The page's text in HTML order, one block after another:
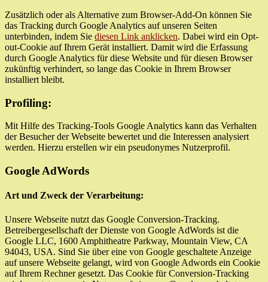
Zusätzlich oder als Alternative zum Browser-Add-On können Sie
das Tracking durch Google Analytics auf unseren Seiten
unterbinden, indem Sie diesen Link anklicken. Dabei wird ein Opt-
out-Cookie auf Ihrem Gerät installiert. Damit wird die Erfassung
durch Google Analytics für diese Website und für diesen Browser
zukünftig verhindert, so lange das Cookie in Ihrem Browser
installiert bleibt.
Profiling:
Mit Hilfe des Tracking-Tools Google Analytics kann das Verhalten
der Besucher der Webseite bewertet und die Interessen analysiert
werden. Hierzu erstellen wir ein pseudonymes Nutzerprofil.
Google AdWords
Art und Zweck der Verarbeitung:
Unsere Webseite nutzt das Google Conversion-Tracking.
Betreibergesellschaft der Dienste von Google AdWords ist die
Google LLC, 1600 Amphitheatre Parkway, Mountain View, CA
94043, USA. Sind Sie über eine von Google geschaltete Anzeige
auf unsere Webseite gelangt, wird von Google Adwords ein Cookie
auf Ihrem Rechner gesetzt. Das Cookie für Conversion-Tracking